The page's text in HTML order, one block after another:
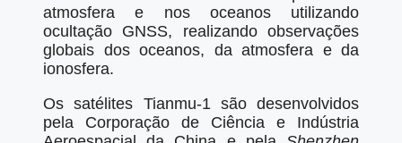
atmosfera e nos oceanos utilizando
ocultação GNSS, realizando observações
globais dos oceanos, da atmosfera e da
ionosfera.
Os satélites Tianmu-1 são desenvolvidos
pela Corporação de Ciência e Indústria